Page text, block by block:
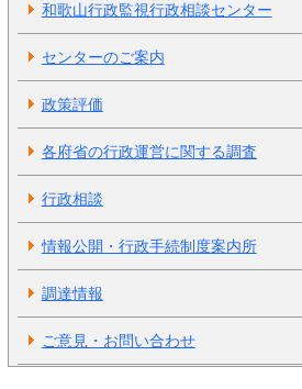
和歌山行政監視行政相談センター
センターのご案内
政策評価
各府省の行政運営に関する調査
行政相談
情報公開・行政手続制度案内所
調達情報
ご意見・お問い合わせ